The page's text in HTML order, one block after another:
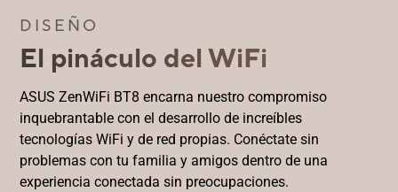
DISEÑO
El pináculo del WiFi
ASUS ZenWiFi BT8 encarna nuestro compromiso
inquebrantable con el desarrollo de increíbles
tecnologías WiFi y de red propias. Conéctate sin
problemas con tu familia y amigos dentro de una
experiencia conectada sin preocupaciones.